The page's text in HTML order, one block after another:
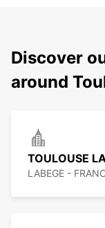
Discover
around
TOULOUSE
LABEGE -